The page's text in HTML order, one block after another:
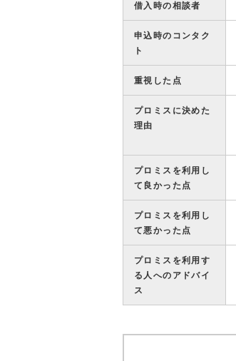
借入時の相談者
申込時のコンタク
ト
重視した点
プロミスに決めた
理由
プロミスを利用し
て良かった点
プロミスを利用し
て悪かった点
プロミスを利用す
る人へのアドバイ
ス